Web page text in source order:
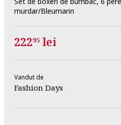
murdar/Bleumarin
22295 lei
Vandut de
Fashion Days